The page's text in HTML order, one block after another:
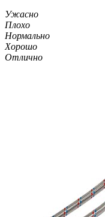
Ужасно
Плохо
Нормально
Хорошо
Отлично